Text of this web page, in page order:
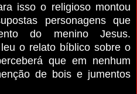
isso o religioso montou
personagens que
do menino Jesus.
o relato bíblico sobre o
que em nenhum
de bois e jumentos